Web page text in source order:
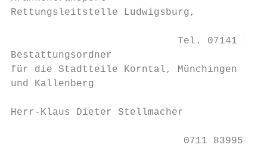
Rettungsleitstelle Ludwigsburg,
Tel. 07141
Bestattungsordner
für die Stadtteile Korntal, Münchingen
und Kallenberg
Herr-Klaus Dieter Stellmacher
                             0711 83995414